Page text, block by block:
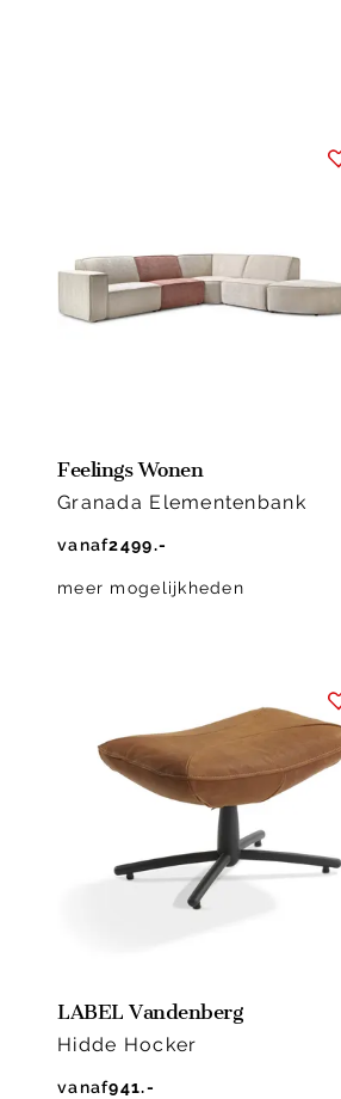
Feelings Wonen
Granada Elementenbank
vanaf2499.-
meer mogelijkheden
LABEL Vandenberg
Hidde Hocker
vanaf941.-